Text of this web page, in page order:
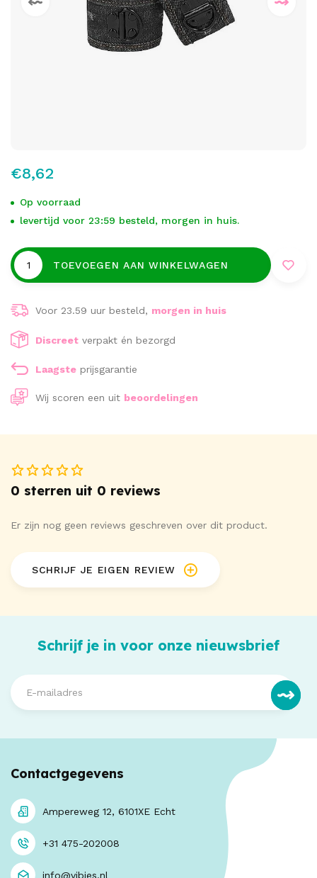
€8,62
Op voorraad
levertijd voor 23:59 besteld, morgen in huis.
TOEVOEGEN AAN WINKELWAGEN
Voor 23.59 uur besteld, morgen in huis
Discreet verpakt én bezorgd
Laagste prijsgarantie
Wij scoren een uit beoordelingen
0 sterren uit 0 reviews
Er zijn nog geen reviews geschreven over dit product.
SCHRIJF JE EIGEN REVIEW
Schrijf je in voor onze nieuwsbrief
Contactgegevens
Ampereweg 12, 6101XE Echt
+31 475-202008
info@vibies.nl